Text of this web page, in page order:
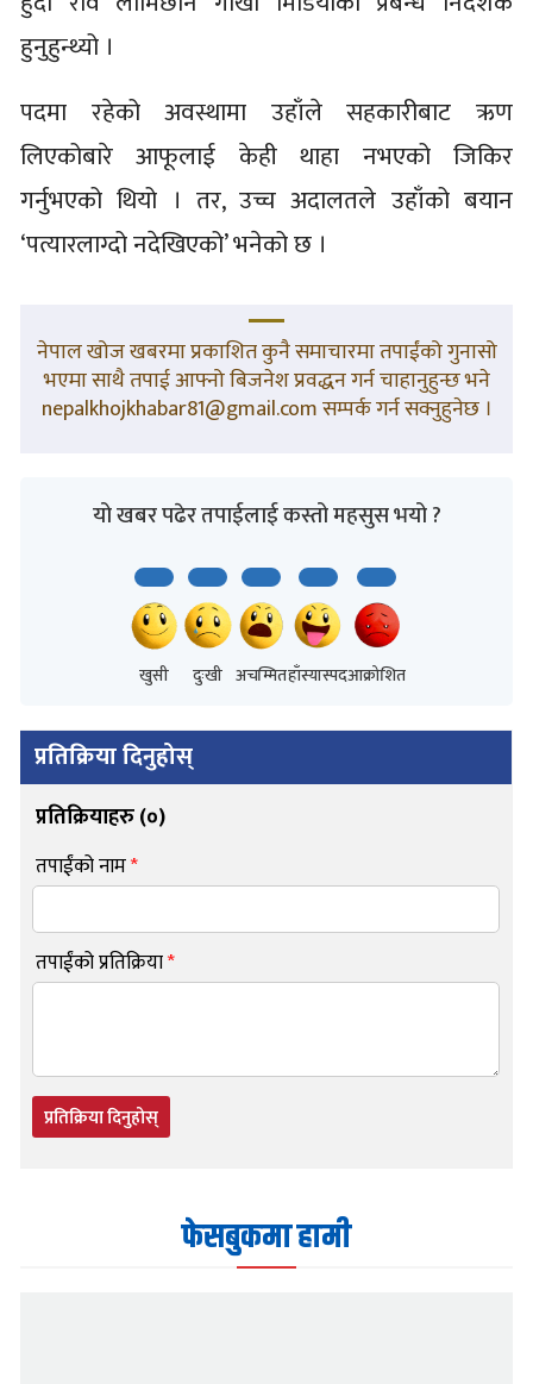
हुनुहुन्थ्यो ।
पदमा रहेको अवस्थामा उहाँले सहकारीबाट ऋण
लिएकोबारे आफूलाई केही थाहा नभएको जिकिर
गर्नुभएको थियो । तर, उच्च अदालतले उहाँको बयान
‘पत्यारलाग्दो नदेखिएको’ भनेको छ ।
नेपाल खोज खबरमा प्रकाशित कुनै समाचारमा तपाईंको गुनासो
भएमा साथै तपाई आफ्नो बिजनेश प्रवद्धन गर्न चाहानुहुन्छ भने
nepalkhojkhabar81@gmail.com सम्पर्क गर्न सक्नुहुनेछ ।
यो खबर पढेर तपाईलाई कस्तो महसुस भयो ?
खुसी दुःखी अचम्मितहाँस्यास्पदआक्रोशित
प्रतिक्रिया दिनुहोस्
प्रतिक्रियाहरु (०)
तपाईंको नाम*
तपाईंको प्रतिक्रिया*
प्रतिक्रिया दिनुहोस्
फेसबुकमा हामी